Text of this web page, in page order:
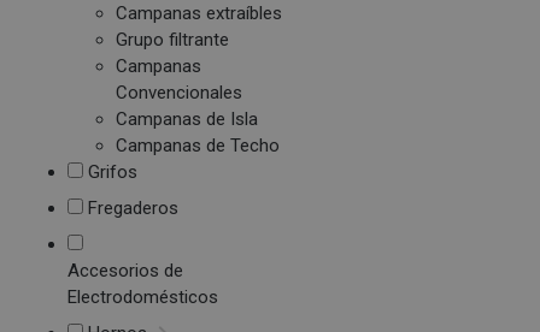
Campanas extraíbles
Grupo filtrante
Campanas
Convencionales
Campanas de Isla
Campanas de Techo
Grifos
Fregaderos
Accesorios de
Electrodomésticos